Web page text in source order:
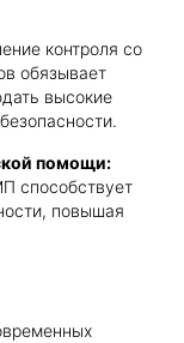
контроля со
обязывает
высокие
помощи:
способствует
повышая